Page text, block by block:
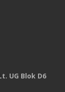
UG Blok D6